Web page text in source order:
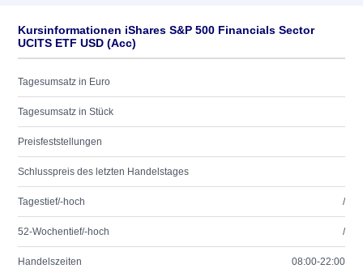
Kursinformationen iShares S&P 500 Financials Sector
UCITS ETF USD (Acc)
Tagesumsatz in Euro
Tagesumsatz in Stück
Preisfeststellungen
Schlusspreis des letzten Handelstages
Tagestief/-hoch /
52-Wochentief/-hoch /
Handelszeiten 08:00-22:00